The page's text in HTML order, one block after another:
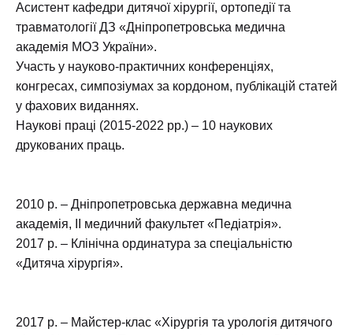
Ваш номер телефону
Надіслати
Асистент кафедри дитячої хірургії, ортопедії та
травматології ДЗ «Дніпропетровська медична
академія МОЗ України».
Участь у науково-практичних конференціях,
конгресах, симпозіумах за кордоном, публікацій статей
у фахових виданнях.
Наукові праці (2015-2022 рр.) – 10 наукових
друкованих праць.
2010 р. – Дніпропетровська державна медична
академія, ІІ медичний факультет «Педіатрія».
2017 р. – Клінічна ординатура за спеціальністю
«Дитяча хірургія».
2017 р. – Майстер-клас «Хірургія та урологія дитячого